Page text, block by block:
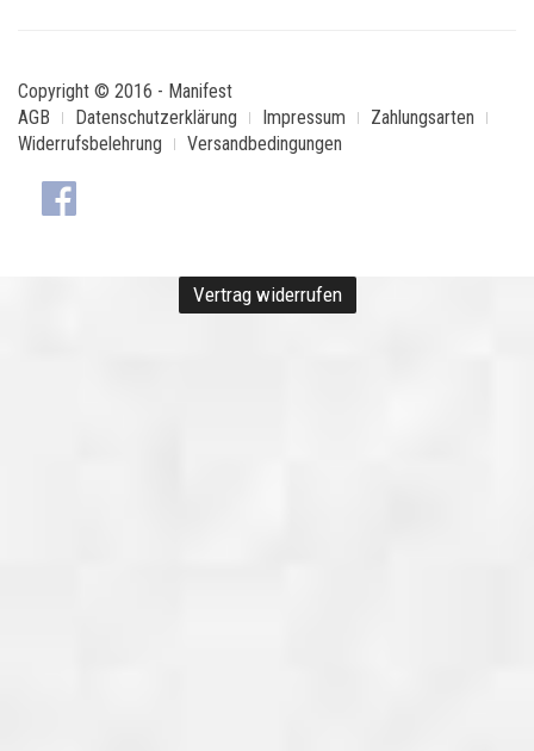
Copyright © 2016 - Manifest
AGB
Datenschutzerklärung Impressum
Zahlungsarten
Widerrufsbelehrung
Versandbedingungen
Vertrag widerrufen